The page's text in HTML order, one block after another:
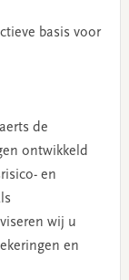
basis voor
de
ontwikkeld
en
wij u
en